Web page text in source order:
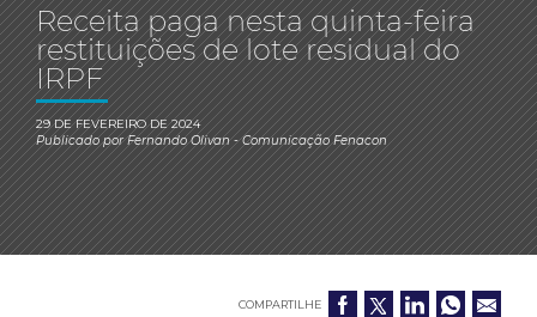
Receita paga nesta quinta-feira
restituições de lote residual do
IRPF
29 DE FEVEREIRO DE 2024
Publicado porFernando Olivan- Comunicação Fenacon
COMPARTILHE